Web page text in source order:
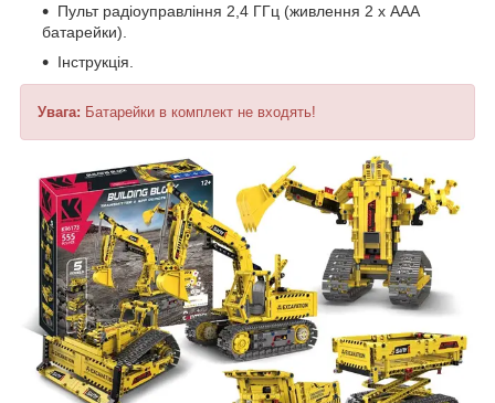
Пульт радіоуправління 2,4 ГГц (живлення 2 х ААА
батарейки).
Інструкція.
Увага: Батарейки в комплект не входять!